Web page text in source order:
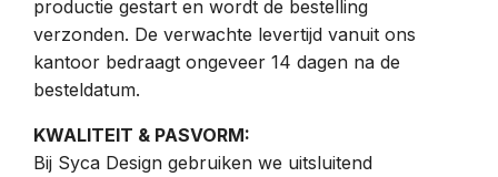
productie gestart en wordt de bestelling
verzonden. De verwachte levertijd vanuit ons
kantoor bedraagt ongeveer 14 dagen na de
besteldatum.
KWALITEIT & PASVORM:
Bij Syca Design gebruiken we uitsluitend